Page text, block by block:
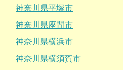
神奈川県平塚市
神奈川県座間市
神奈川県横浜市
神奈川県横須賀市